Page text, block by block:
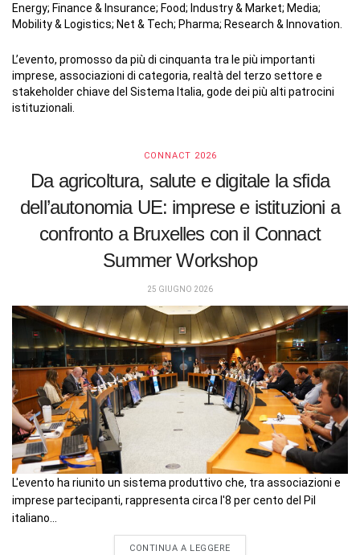
Energy; Finance & Insurance; Food; Industry & Market; Media;
Mobility & Logistics; Net & Tech; Pharma; Research & Innovation.
L’evento, promosso da più di cinquanta tra le più importanti
imprese, associazioni di categoria, realtà del terzo settore e
stakeholder chiave del Sistema Italia, gode dei più alti patrocini
istituzionali.
CONNACT 2026
Da agricoltura, salute e digitale la sfida
dell’autonomia UE: imprese e istituzioni a
confronto a Bruxelles con il Connact
Summer Workshop
25 GIUGNO 2026
L'evento ha riunito un sistema produttivo che, tra associazioni e
imprese partecipanti, rappresenta circa l'8 per cento del Pil
italiano...
CONTINUA A LEGGEREDETAILS